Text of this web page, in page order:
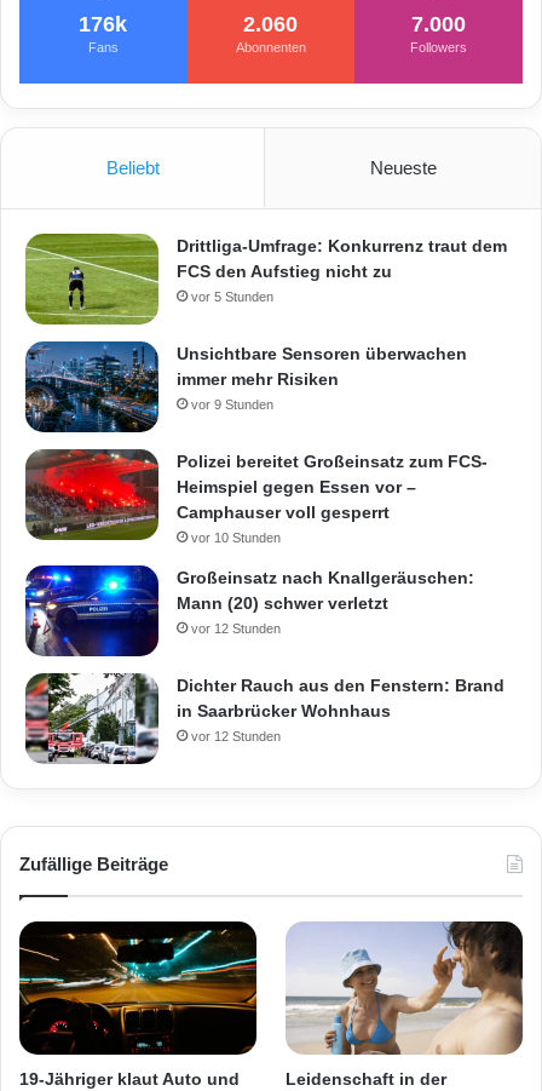
176k
Fans
2.060
Abonnenten
7.000
Followers
Beliebt Neueste
Drittliga-Umfrage: Konkurrenz traut dem
FCS den Aufstieg nicht zu
vor 5 Stunden
Unsichtbare Sensoren überwachen
immer mehr Risiken
vor 9 Stunden
Polizei bereitet Großeinsatz zum FCS-
Heimspiel gegen Essen vor –
Camphauser voll gesperrt
vor 10 Stunden
Großeinsatz nach Knallgeräuschen:
Mann (20) schwer verletzt
vor 12 Stunden
Dichter Rauch aus den Fenstern: Brand
in Saarbrücker Wohnhaus
vor 12 Stunden
Zufällige Beiträge
19-Jähriger klaut Auto und
Leidenschaft in der